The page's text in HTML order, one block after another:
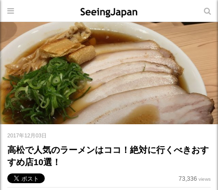
2017年12月03日
高松で人気のラーメンはココ！絶対に行くべきおす
すめ店10選！
73,336 views